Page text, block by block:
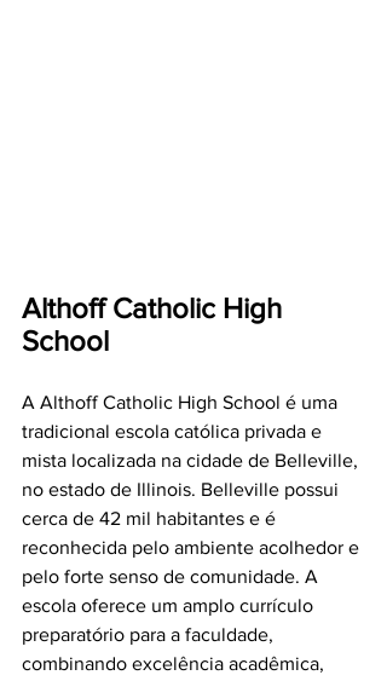
Althoff Catholic High
School
A Althoff Catholic High School é uma
tradicional escola católica privada e
mista localizada na cidade de Belleville,
no estado de Illinois. Belleville possui
cerca de 42 mil habitantes e é
reconhecida pelo ambiente acolhedor e
pelo forte senso de comunidade. A
escola oferece um amplo currículo
preparatório para a faculdade,
combinando excelência acadêmica,